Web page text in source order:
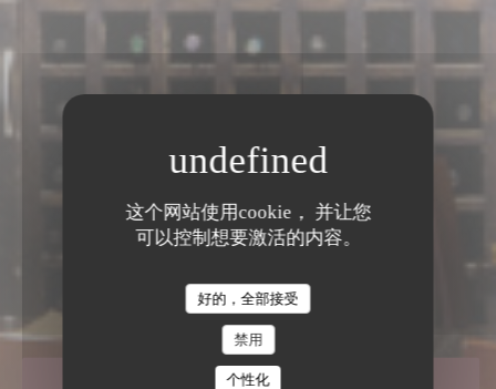
这个网站使用cookie， 并让您
可以控制想要激活的内容。
好的，全部接受
禁用
个性化
SALENTO MARAIS
|PARIS
预订餐位